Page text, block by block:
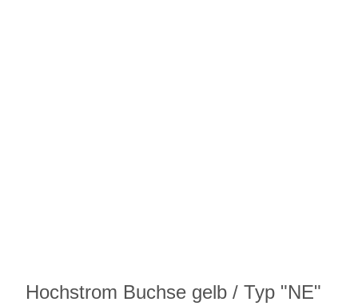
Hochstrom Buchse gelb / Typ "NE"